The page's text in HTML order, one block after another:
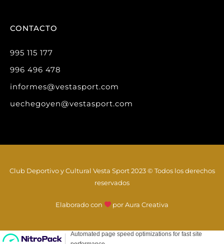
CONTACTO
995 115 177
996 496 478
informes@vestasport.com
uechegoyen@vestasport.com
Club Deportivo y Cultural Vesta Sport 2023 © Todos los derechos
reservados
Elaborado con porAura Creativa